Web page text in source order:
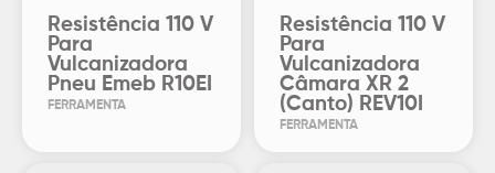
Resistência 110 V
Para
Vulcanizadora
Pneu Emeb R10EI
FERRAMENTA
Resistência 110 V
Para
Vulcanizadora
Câmara XR 2
(Canto) REV10I
FERRAMENTA